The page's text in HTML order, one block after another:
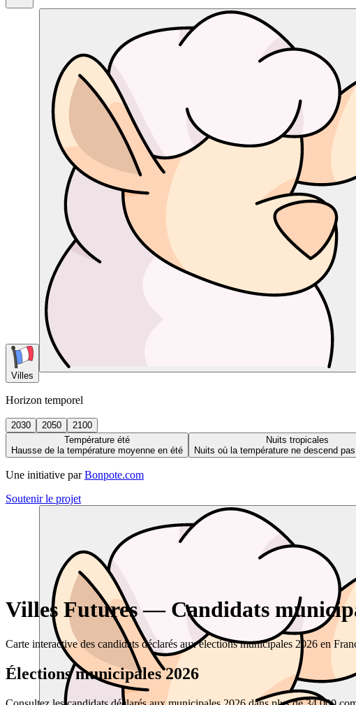
Villes
Horizon temporel
2030 2050
2100
Température été
Hausse de la température moyenne en été
Nuits tropicales
Nuits où la température ne descend
Une initiative par Bonpote.com
Soutenir le projet
Villes Futures — Candidats
Carte interactive des candidats déclarés aux élections municipales 2026 en
Élections municipales 2026